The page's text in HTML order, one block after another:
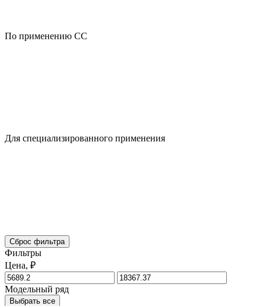
По применению CC
Для специализированного применения
Сброс фильтра
Фильтры
Цена, ₽
Модельный ряд
Выбрать все